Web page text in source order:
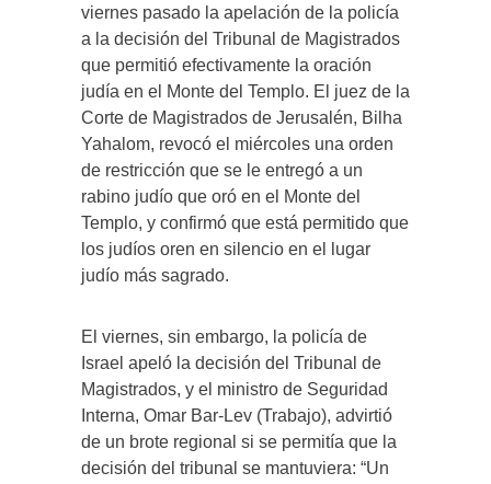
viernes pasado la apelación de la policía
a la decisión del Tribunal de Magistrados
que permitió efectivamente la oración
judía en el Monte del Templo. El juez de la
Corte de Magistrados de Jerusalén, Bilha
Yahalom, revocó el miércoles una orden
de restricción que se le entregó a un
rabino judío que oró en el Monte del
Templo, y confirmó que está permitido que
los judíos oren en silencio en el lugar
judío más sagrado.
El viernes, sin embargo, la policía de
Israel apeló la decisión del Tribunal de
Magistrados, y el ministro de Seguridad
Interna, Omar Bar-Lev (Trabajo), advirtió
de un brote regional si se permitía que la
decisión del tribunal se mantuviera: “Un